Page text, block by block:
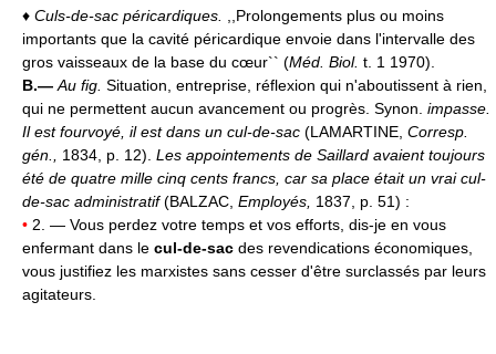
♦ Culs-de-sac péricardiques. ,,Prolongements plus ou moins
importants que la cavité péricardique envoie dans l'intervalle des
gros vaisseaux de la base du cœur`` (Méd. Biol. t. 1 1970).
B.—Au fig. Situation, entreprise, réflexion qui n'aboutissent à rien,
qui ne permettent aucun avancement ou progrès. Synon. impasse.
Il est fourvoyé, il est dans un cul-de-sac (LAMARTINE, Corresp.
gén., 1834, p. 12). Les appointements de Saillard avaient toujours
été de quatre mille cinq cents francs, car sa place était un vrai cul-
de-sac administratif(BALZAC, Employés, 1837, p. 51) :
• 2. — Vous perdez votre temps et vos efforts, dis-je en vous
enfermant dans le cul-de-sac des revendications économiques,
vous justifiez les marxistes sans cesser d'être surclassés par leurs
agitateurs.